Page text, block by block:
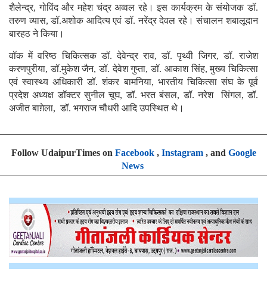
शैलेन्द्र, गोविंद और महेश चंद्र अव्वल रहे। इस कार्यक्रम के संयोजक डॉ.
तरुण व्यास, डॉ.अशोक आदित्य एवं डॉ. नरेंद्र देवल रहे। संचालन शबालूदान
बारहठ ने किया।
वॉक में वरिष्ठ चिकित्सक डॉ. देवेन्द्र राव, डॉ. पृथ्वी जिगर, डॉ. राजेश
करणपुरीया, डॉ.मुकेश जैन, डॉ. देवेश गुप्ता, डॉ. आकाश सिंह, मुख्य चिकित्सा
एवं स्वास्थ्य अधिकारी डॉ. शंकर बामनिया, भारतीय चिकित्सा संघ के पूर्व
प्रदेश अध्यक्ष डॉक्टर सुनील चूघ, डॉ. भरत बंसल, डॉ. नरेश सिंगल, डॉ.
अजीत बाग़ेला, डॉ. भगराज चौधरी आदि उपस्थित थे।
Follow UdaipurTimes on Facebook, Instagram, and Google
News